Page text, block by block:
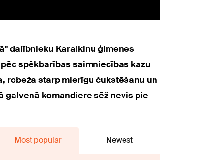
dalībnieku Karalkinu ģimenes
spēkbarības saimniecības kazu
robeža starp mierīgu čukstēšanu un
galvenā komandiere sēž nevis pie
Most popular Newest